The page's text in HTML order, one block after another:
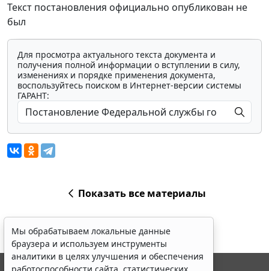
Текст постановления официально опубликован не
был
Для просмотра актуального текста документа и
получения полной информации о вступлении в силу,
изменениях и порядке применения документа,
воспользуйтесь поиском в Интернет-версии системы
ГАРАНТ:
Показать все материалы
Мы обрабатываем локальные данные
браузера и используем инструменты
аналитики в целях улучшения и обеспечения